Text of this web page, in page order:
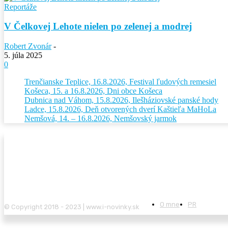
Reportáže
V Čelkovej Lehote nielen po zelenej a modrej
Robert Zvonár -
5. júla 2025
0
Trenčianske Teplice, 16.8.2026, Festival ľudových remesiel
Košeca, 15. a 16.8.2026, Dni obce Košeca
Dubnica nad Váhom, 15.8.2026, Ilešháziovské panské hody
Ladce, 15.8.2026, Deň otvorených dverí Kaštieľa MaHoLa
Nemšová, 14. – 16.8.2026, Nemšovský jarmok
© Copyright 2018 - 2023 | www.i-novinky.sk O mne PR